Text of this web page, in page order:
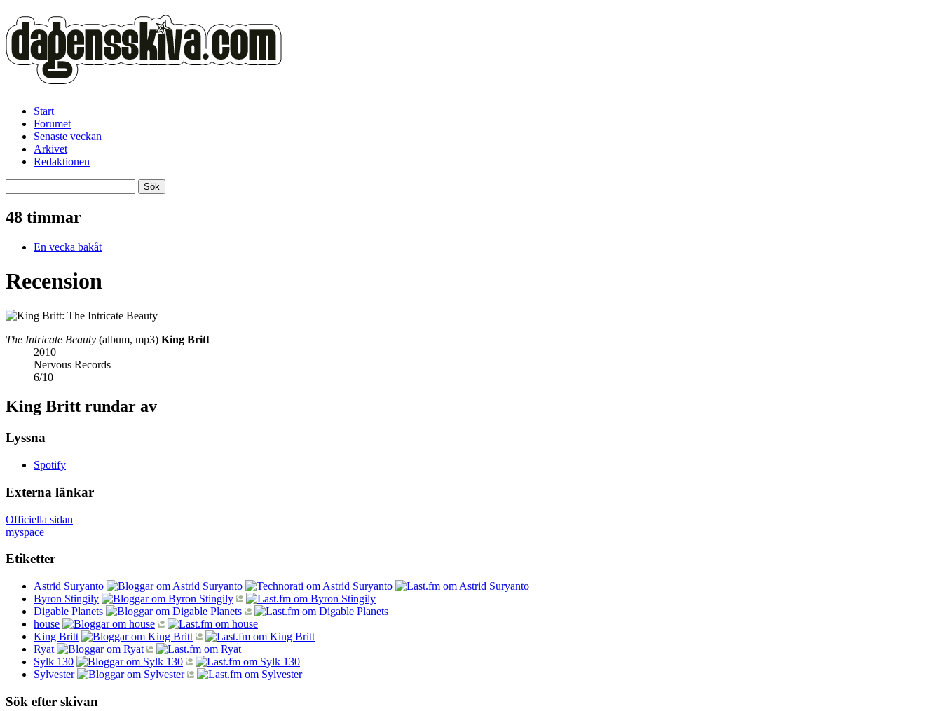
Start
Forumet
Senaste veckan
Arkivet
Redaktionen
48 timmar
En vecka bakåt
Recension
The Intricate Beauty (album, mp3) King Britt
2010
Nervous Records
6/10
King Britt rundar av
Lyssna
Spotify
Externa länkar
Officiella sidan
myspace
Etiketter
Astrid Suryanto
Byron Stingily
Digable Planets
house
King Britt
Ryat
Sylk 130
Sylvester
Sök efter skivan